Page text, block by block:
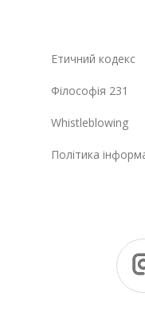
Етичний кодекс
Філософія 231
Whistleblowing
Політика